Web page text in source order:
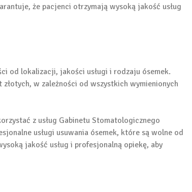
że pacjenci otrzymają wysoką jakość usług
od lokalizacji, jakości usługi i rodzaju ósemek.
w zależności od wszystkich wymienionych
z usług Gabinetu Stomatologicznego
usługi usuwania ósemek, które są wolne od
jakość usług i profesjonalną opiekę, aby